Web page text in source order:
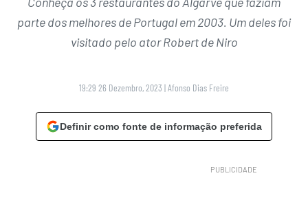
parte dos melhores de Portugal em 2003. Um deles foi
visitado pelo ator Robert de Niro
19:29 26 Dezembro, 2023 |Afonso Dias Freire
Definir como fonte de informação preferida